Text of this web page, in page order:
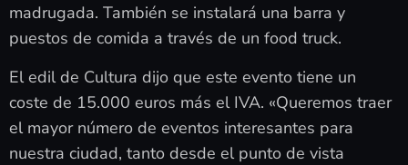
madrugada. También se instalará una barra y
puestos de comida a través de un food truck.
El edil de Cultura dijo que este evento tiene un
coste de 15.000 euros más el IVA. «Queremos traer
el mayor número de eventos interesantes para
nuestra ciudad, tanto desde el punto de vista